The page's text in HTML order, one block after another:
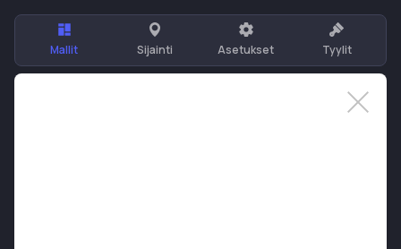
Mallit Sijainti Asetukset Tyylit